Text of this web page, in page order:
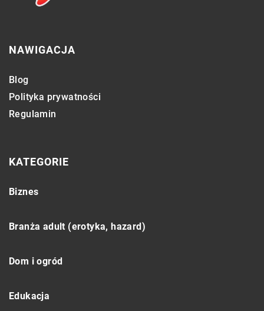
NAWIGACJA
Blog
Polityka prywatności
Regulamin
KATEGORIE
Biznes
Branża adult (erotyka, hazard)
Dom i ogród
Edukacja